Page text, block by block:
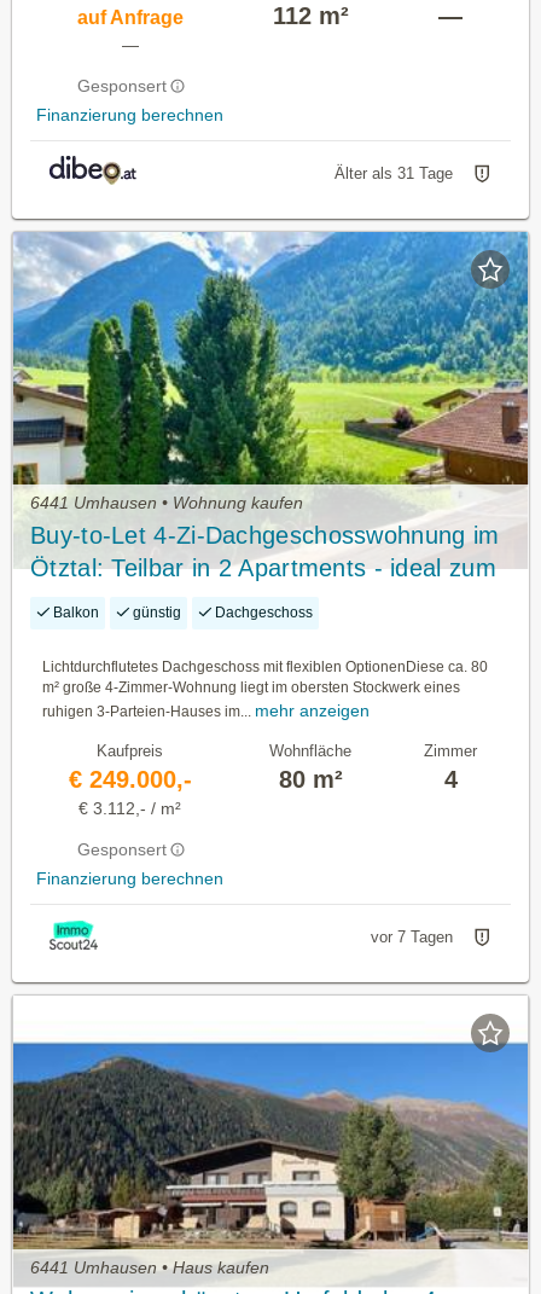
auf Anfrage
—
Gesponsert
Finanzierung berechnen
112 m² —
Älter als 31 Tage
6441 Umhausen • Wohnung kaufen
Buy-to-Let 4-Zi-Dachgeschosswohnung im
Ötztal: Teilbar in 2 Apartments - ideal zum
Vermieten
Balkon günstig Dachgeschoss
Lichtdurchflutetes Dachgeschoss mit flexiblen OptionenDiese ca. 80
m² große 4-Zimmer-Wohnung liegt im obersten Stockwerk eines
ruhigen 3-Parteien-Hauses im... mehr anzeigen
Kaufpreis
€ 249.000,-
€ 3.112,- / m²
Gesponsert
Finanzierung berechnen
Wohnfläche
80 m²
Zimmer
4
vor 7 Tagen
6441 Umhausen • Haus kaufen